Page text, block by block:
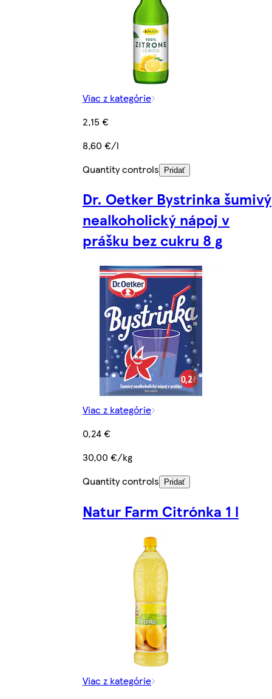
Viac z kategórie
2,15 €
8,60 €/l
Quantity controls
Pridať
Dr. Oetker Bystrinka šumivý
nealkoholický nápoj v
prášku bez cukru 8 g
Viac z kategórie
0,24 €
30,00 €/kg
Quantity controls
Pridať
Natur Farm Citrónka 1 l
Viac z kategórie